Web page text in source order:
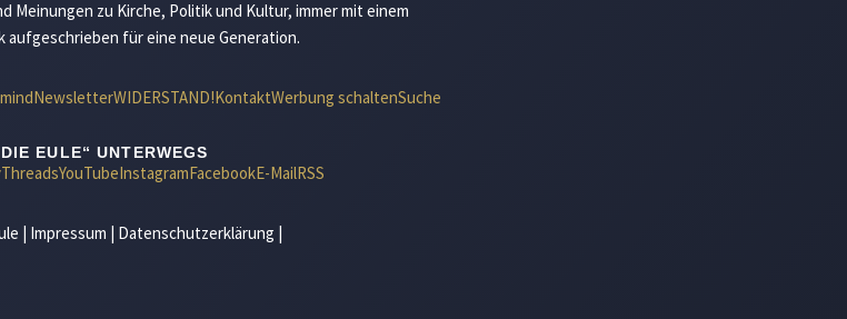
Meinungen zu Kirche, Politik und Kultur, immer mit einem
aufgeschrieben für eine neue Generation.
NewsletterWIDERSTAND!KontaktWerbung schaltenSuche
EULE“ UNTERWEGS
ThreadsYouTubeInstagramFacebookE-MailRSS
| Impressum | Datenschutzerklärung |